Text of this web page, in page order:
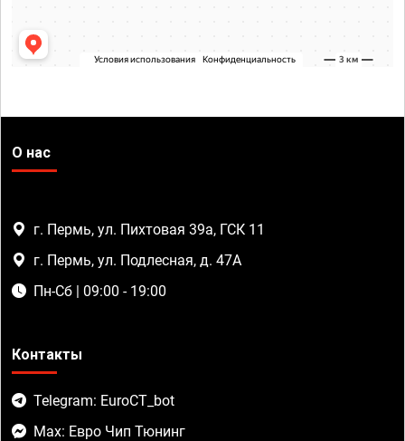
О нас
г. Пермь, ул. Пихтовая 39а, ГСК 11
г. Пермь, ул. Подлесная, д. 47А
Пн-Сб | 09:00 - 19:00
Контакты
Telegram: EuroCT_bot
Max: Евро Чип Тюнинг